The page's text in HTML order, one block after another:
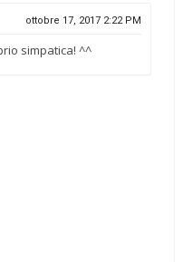
ottobre 17, 2017 2:22 PM
simpatica! ^^